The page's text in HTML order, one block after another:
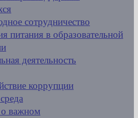
сотрудничество
питания в образовательной
деятельность
коррупции
важном